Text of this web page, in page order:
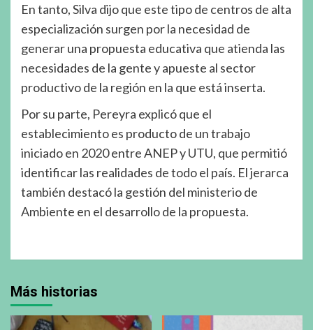
En tanto, Silva dijo que este tipo de centros de alta
especialización surgen por la necesidad de
generar una propuesta educativa que atienda las
necesidades de la gente y apueste al sector
productivo de la región en la que está inserta.
Por su parte, Pereyra explicó que el
establecimiento es producto de un trabajo
iniciado en 2020 entre ANEP y UTU, que permitió
identificar las realidades de todo el país. El jerarca
también destacó la gestión del ministerio de
Ambiente en el desarrollo de la propuesta.
Más historias